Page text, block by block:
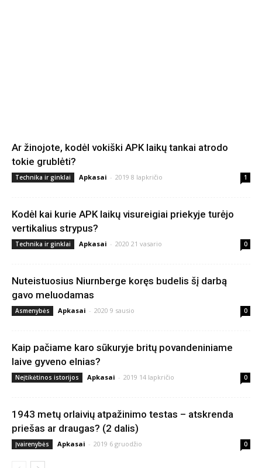
Ar žinojote, kodėl vokiški APK laikų tankai atrodo
tokie grublėti?
Technika ir ginklai Apkasai - 2019 8 lapkričio 1
Kodėl kai kurie APK laikų visureigiai priekyje turėjo
vertikalius strypus?
Technika ir ginklai Apkasai - 2020 21 vasario 0
Nuteistuosius Niurnberge koręs budelis šį darbą
gavo meluodamas
Asmenybės Apkasai - 2020 9 sausio 0
Kaip pačiame karo sūkuryje britų povandeniniame
laive gyveno elnias?
Neįtikėtinos istorijos Apkasai - 2019 14 lapkričio 0
1943 metų orlaivių atpažinimo testas – atskrenda
priešas ar draugas? (2 dalis)
Įvairenybės Apkasai - 2019 6 gruodžio 0